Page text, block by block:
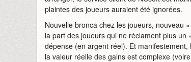
plaintes des joueurs auraient été ignorées.
Nouvelle bronca chez les joueurs, nouveau
la part des joueurs qui ne réclament plus
dépense (en argent réel). Et
la valeur réelle des gains est complexe